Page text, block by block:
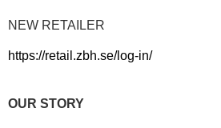
NEW RETAILER
https://retail.zbh.se/log-in/
OUR STORY